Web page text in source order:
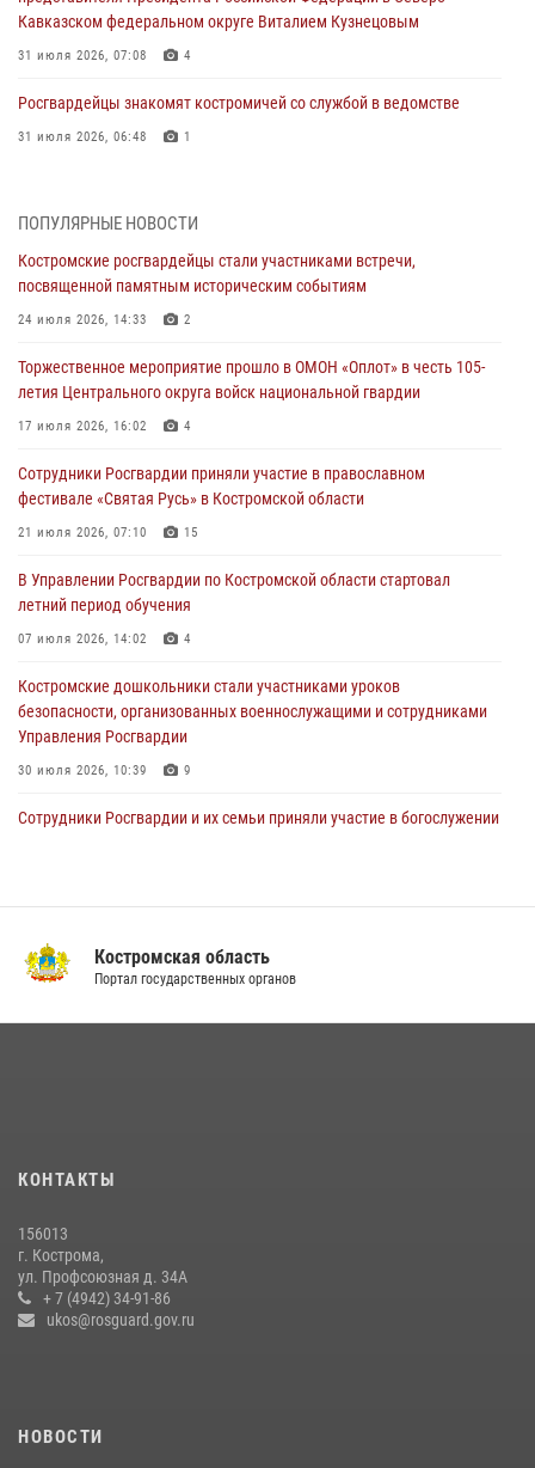
Кавказском федеральном округе Виталием Кузнецовым
31 июля 2026, 07:08 4
Росгвардейцы знакомят костромичей со службой в ведомстве
31 июля 2026, 06:48 1
Управления Росгвардии
30 июля 2026, 10:39 9
Костромичи активно используют портал «Единых государственных
29 июля 2026, 06:26 1
Cотрудники Росгвардии и их семьи приняли участие в богослужении
28 июля 2026, 06:14 2
Более пятидесяти поступивших сигналов отработали костромские
27 июля 2026, 09:53
«Росгвардия. Вехи истории»: послевоенный опыт войск
27 июля 2026, 07:11
ПОПУЛЯРНЫЕ НОВОСТИ
Костромские росгвардейцы стали участниками встречи,
посвященной памятным историческим событиям
24 июля 2026, 14:33 2
Торжественное мероприятие прошло в ОМОН «Оплот» в честь 105-
летия Центрального округа войск национальной гвардии
17 июля 2026, 16:02 4
Сотрудники Росгвардии приняли участие в православном
фестивале «Святая Русь» в Костромской области
21 июля 2026, 07:10 15
В Управлении Росгвардии по Костромской области стартовал
летний период обучения
07 июля 2026, 14:02 4
Костромские дошкольники стали участниками уроков
безопасности, организованных военнослужащими и сотрудниками
Управления Росгвардии
30 июля 2026, 10:39 9
Cотрудники Росгвардии и их семьи приняли участие в богослужении
вневедомственную охрану
14 июля 2026, 07:40
Приглашаем молодежь Костромской области получить образование
в ВУЗах Росгвардии
09 июля 2026, 05:58
Костромская область
Портал государственных органов
КОНТАКТЫ
156013
г. Кострома,
ул. Профсоюзная д. 34А
+ 7 (4942) 34-91-86
ukos@rosguard.gov.ru
НОВОСТИ